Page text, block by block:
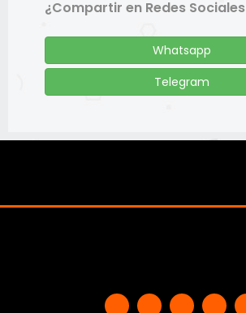
¿Compartir en Redes Sociales
Whatsapp
Telegram